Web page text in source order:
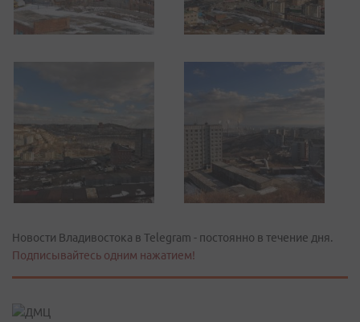
Новости Владивостока в Telegram - постоянно в течение дня.
Подписывайтесь одним нажатием!